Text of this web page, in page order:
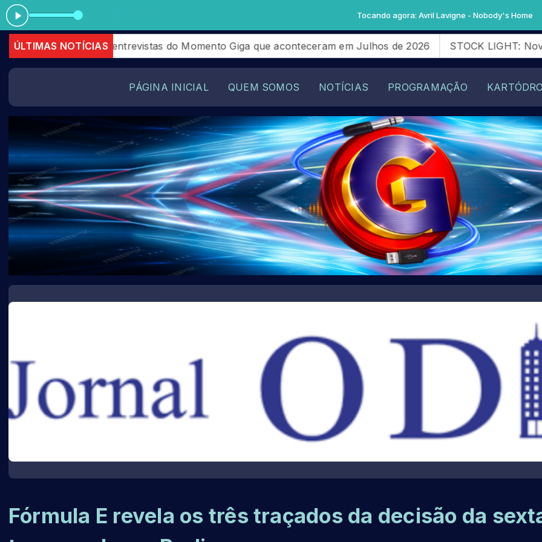
Tocando agora: Avril Lavigne - Nobody's Home
ÚLTIMAS NOTÍCIAS
as entrevistas do Momento Giga que aconteceram em Julhos de 2026 STOCK LIGHT: Novatos da SG28
PÁGINA INICIAL QUEM SOMOS NOTÍCIAS PROGRAMAÇÃO
Fórmula E revela os três traçados da decisão da